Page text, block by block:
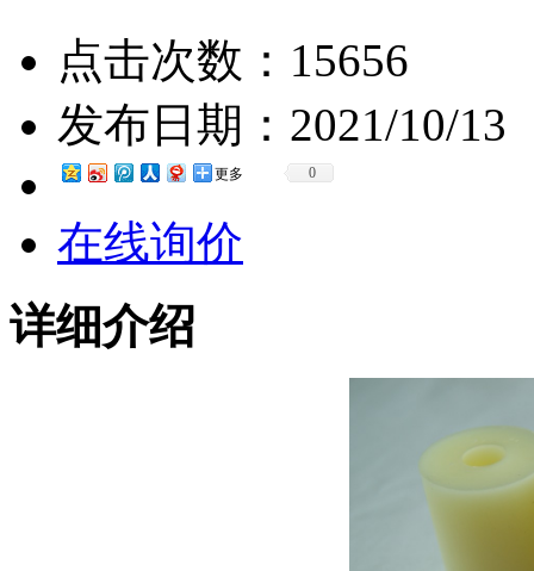
点击次数： 15656
发布日期： 2021/10/13
更多 0
在线询价
详细介绍